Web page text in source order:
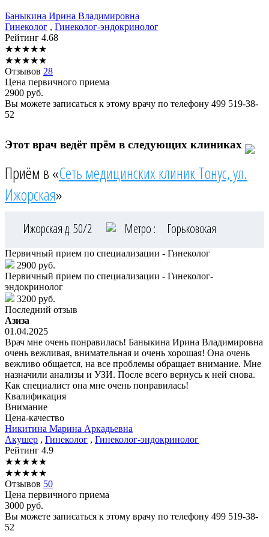
Баныкина Ирина Владимировна
Гинеколог , Гинеколог-эндокринолог
Рейтинг 4.68
★★★★★
★★★★★
Отзывов 28
Цена первичного приема
2900 руб.
Вы можете записаться к этому врачу по телефону 499 519-38-
52
Этот врач ведёт прём в следующих клиниках
Приём в «Сеть медицинских клиник Тонус, ул.
Ижорская»
Ижорская д. 50/2 Метро : Горьковская
Первичный прием по специализации - Гинеколог
2900 руб.
Первичный прием по специализации - Гинеколог-
эндокринолог
3200 руб.
Последний отзыв
Азиза
01.04.2025
Врач мне очень понравилась! Баныкина Ирина Владимировна
очень вежливая, внимательная и очень хорошая! Она очень
вежливо общается, на все проблемы обращает внимание. Мне
назначили анализы и УЗИ. После всего вернусь к ней снова.
Как специалист она мне очень понравилась!
Квалификация
Внимание
Цена-качество
Никитина Марина Аркадьевна
Акушер , Гинеколог , Гинеколог-эндокринолог
Рейтинг 4.9
★★★★★
★★★★★
Отзывов 50
Цена первичного приема
3000 руб.
Вы можете записаться к этому врачу по телефону 499 519-38-
52